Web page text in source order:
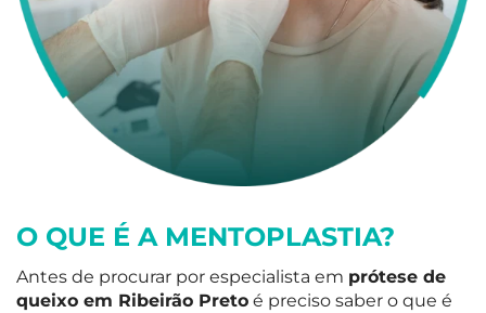
O QUE É A MENTOPLASTIA?
Antes de procurar por especialista em prótese de
queixo em Ribeirão Preto é preciso saber o que é